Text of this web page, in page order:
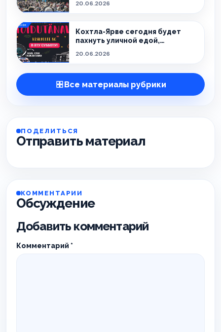
20.06.2026
Кохтла-Ярве сегодня будет
пахнуть уличной едой,
20.06.2026
Все материалы рубрики
ПОДЕЛИТЬСЯ
Отправить материал
КОММЕНТАРИИ
Обсуждение
Добавить комментарий
Комментарий *